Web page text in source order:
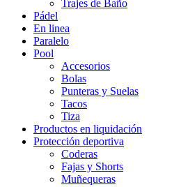
Trajes de Baño
Pádel
En linea
Paralelo
Pool
Accesorios
Bolas
Punteras y Suelas
Tacos
Tiza
Productos en liquidación
Protección deportiva
Coderas
Fajas y Shorts
Muñequeras